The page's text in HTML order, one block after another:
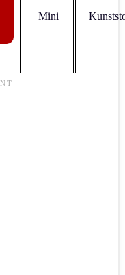
Mini